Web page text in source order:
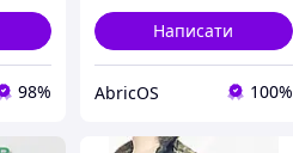
98%
Написати
AbricOS 100%